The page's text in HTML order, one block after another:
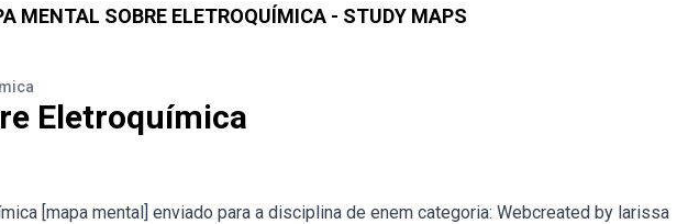
MENTAL SOBRE ELETROQUÍMICA - STUDY MAPS
Eletroquímica
[mapa mental] enviado para a disciplina de enem categoria: Webcreated by larissa